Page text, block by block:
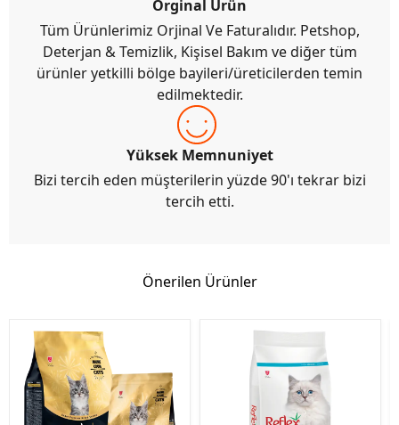
Orginal Ürün
Tüm Ürünlerimiz Orjinal Ve Faturalıdır. Petshop,
Deterjan & Temizlik, Kişisel Bakım ve diğer tüm
ürünler yetkilli bölge bayileri/üreticilerden temin
edilmektedir.
Yüksek Memnuniyet
Bizi tercih eden müşterilerin yüzde 90'ı tekrar bizi
tercih etti.
Önerilen Ürünler